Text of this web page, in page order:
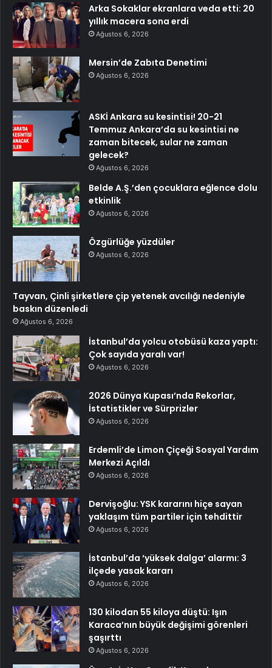
Arka Sokaklar ekranlara veda etti: 20
yıllık macera sona erdi
Ağustos 6, 2026
Mersin’de Zabıta Denetimi
Ağustos 6, 2026
ASKİ Ankara su kesintisi! 20-21
Temmuz Ankara’da su kesintisi ne
zaman bitecek, sular ne zaman
gelecek?
Ağustos 6, 2026
Belde A.Ş.’den çocuklara eğlence dolu
etkinlik
Ağustos 6, 2026
Özgürlüğe yüzdüler
Ağustos 6, 2026
Tayvan, Çinli şirketlere çip yetenek avcılığı nedeniyle
baskın düzenledi
Ağustos 6, 2026
İstanbul’da yolcu otobüsü kaza yaptı:
Çok sayıda yaralı var!
Ağustos 6, 2026
2026 Dünya Kupası’nda Rekorlar,
İstatistikler ve Sürprizler
Ağustos 6, 2026
Erdemli’de Limon Çiçeği Sosyal Yardım
Merkezi Açıldı
Ağustos 6, 2026
Dervişoğlu: YSK kararını hiçe sayan
yaklaşım tüm partiler için tehdittir
Ağustos 6, 2026
İstanbul’da ‘yüksek dalga’ alarmı: 3
ilçede yasak kararı
Ağustos 6, 2026
130 kilodan 55 kiloya düştü: Işın
Karaca’nın büyük değişimi görenleri
şaşırttı
Ağustos 6, 2026